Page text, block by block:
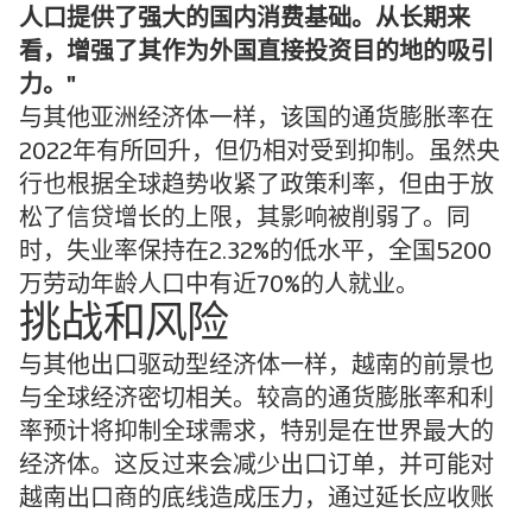
人口提供了强大的国内消费基础。从长期来
看，增强了其作为外国直接投资目的地的吸引
力。
与其他亚洲经济体一样，该国的通货膨胀率在
2022年有所回升，但仍相对受到抑制。虽然央
行也根据全球趋势收紧了政策利率，但由于放
松了信贷增长的上限，其影响被削弱了。同
时，失业率保持在2.32%的低水平，全国5200
万劳动年龄人口中有近70%的人就业。
挑战和风险
与其他出口驱动型经济体一样，越南的前景也
与全球经济密切相关。较高的通货膨胀率和利
率预计将抑制全球需求，特别是在世界最大的
经济体。这反过来会减少出口订单，并可能对
越南出口商的底线造成压力，通过延长应收账